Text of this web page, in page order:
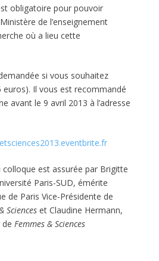
obligatoire pour pouvoir
de l’enseignement
où a lieu cette
si vous souhaitez
euros). Il vous est recommandé
avant le 9 avril 2013 à l’adresse
est assurée par Brigitte
Paris-SUD, émérite
de Paris Vice-Présidente de
Sciences et Claudine Hermann,
de Femmes & Sciences